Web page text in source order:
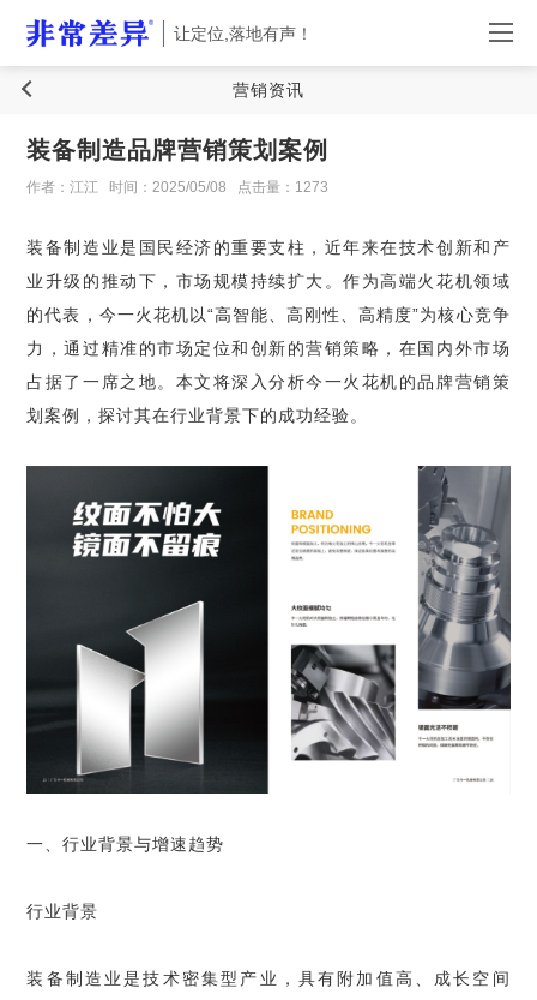
让定位,落地有声！
营销资讯
装备制造品牌营销策划案例
作者：江江 时间：2025/05/08 点击量：1273
装备制造业是国民经济的重要支柱，近年来在技术创新和产
业升级的推动下，市场规模持续扩大。作为高端火花机领域
的代表，今一火花机以“高智能、高刚性、高精度”为核心竞争
力，通过精准的市场定位和创新的营销策略，在国内外市场
占据了一席之地。本文将深入分析今一火花机的品牌营销策
划案例，探讨其在行业背景下的成功经验。
一、行业背景与增速趋势
行业背景
装备制造业是技术密集型产业，具有附加值高、成长空间